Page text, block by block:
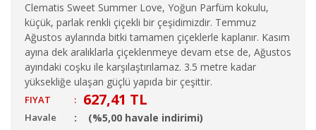
Clematis Sweet Summer Love, Yoğun Parfüm kokulu,
küçük, parlak renkli çiçekli bir çeşidimizdir. Temmuz
Ağustos aylarında bitki tamamen çiçeklerle kaplanır. Kasım
ayına dek aralıklarla çiçeklenmeye devam etse de, Ağustos
ayındaki coşku ile karşılaştırılamaz. 3.5 metre kadar
yüksekliğe ulaşan güçlü yapıda bir çeşittir.
FIYAT : 627,41 TL
Havale (%5,00 havale indirimi)